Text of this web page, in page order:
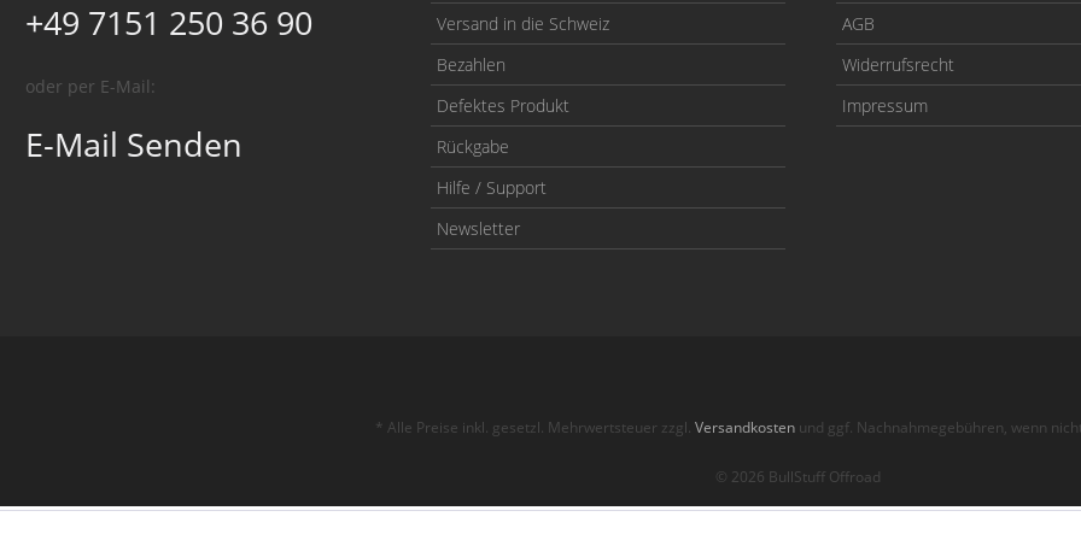
+49 7151 250 36 90
oder per E-Mail:
E-Mail Senden
Versand in die Schweiz
Bezahlen
Defektes Produkt
Rückgabe
Hilfe / Support
Newsletter
AGB
Widerrufsrecht
Impressum
* Alle Preise inkl. gesetzl. Mehrwertsteuer zzgl. Versandkostenund ggf. Nachnahmegebühren, wenn
© 2026 BullStuff Offroad